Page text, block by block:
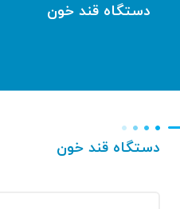
دستگاه قند خون
دستگاه قند خون